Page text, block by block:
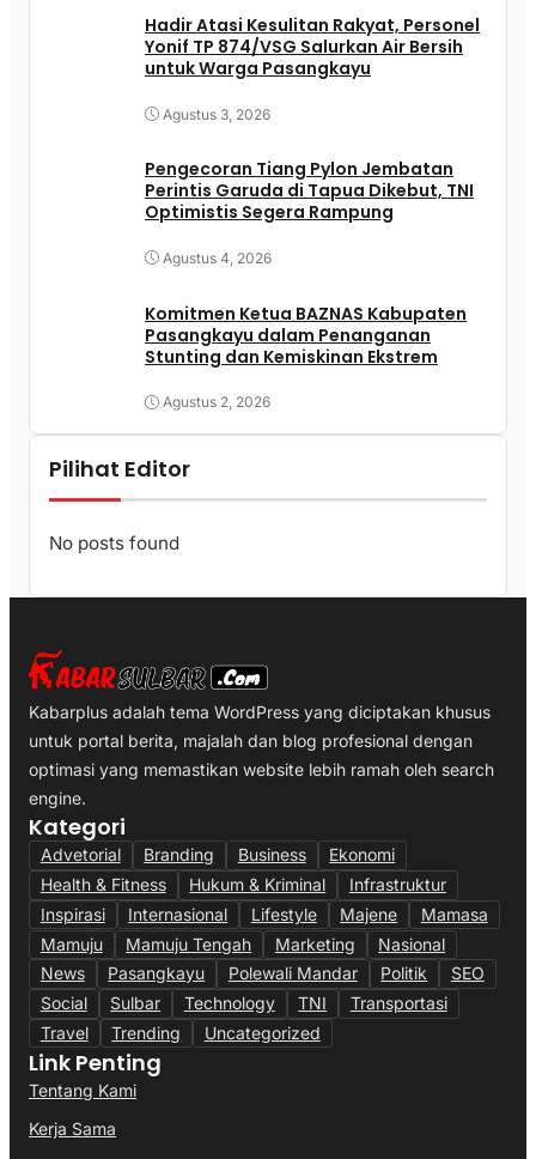
Hadir Atasi Kesulitan Rakyat, Personel
Yonif TP 874/VSG Salurkan Air Bersih
untuk Warga Pasangkayu
Agustus 3, 2026
Pengecoran Tiang Pylon Jembatan
Perintis Garuda di Tapua Dikebut, TNI
Optimistis Segera Rampung
Agustus 4, 2026
Komitmen Ketua BAZNAS Kabupaten
Pasangkayu dalam Penanganan
Stunting dan Kemiskinan Ekstrem
Agustus 2, 2026
Pilihat Editor
No posts found
Kabarplus adalah tema WordPress yang diciptakan khusus
untuk portal berita, majalah dan blog profesional dengan
optimasi yang memastikan website lebih ramah oleh search
engine.
Kategori
Advetorial Branding Business
Ekonomi
Health & Fitness
Hukum & Kriminal
Infrastruktur
Inspirasi
Internasional Lifestyle Majene
Mamasa
Mamuju
Mamuju Tengah Marketing
Nasional
News
Pasangkayu Polewali Mandar Politik
SEO
Social
Sulbar Technology TNI
Transportasi
Travel
Trending Uncategorized
Link Penting
Tentang Kami
Kerja Sama